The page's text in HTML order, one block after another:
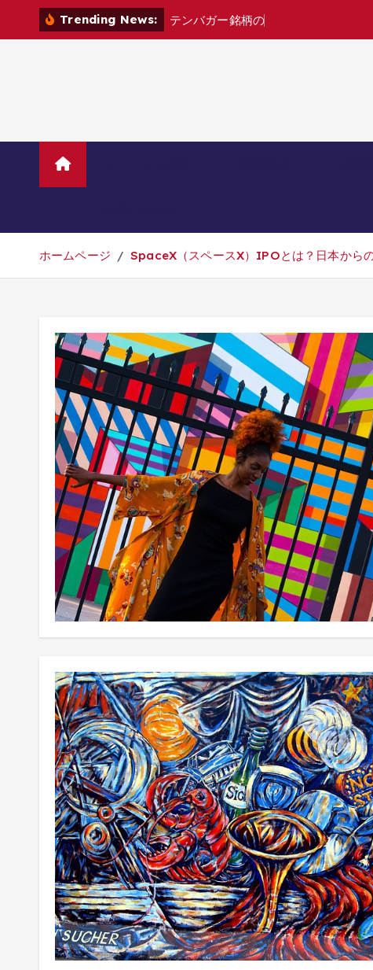
Trending News: テンバガー銘柄の
ホームページ SpaceX（スペースX）IPOとは？日本から